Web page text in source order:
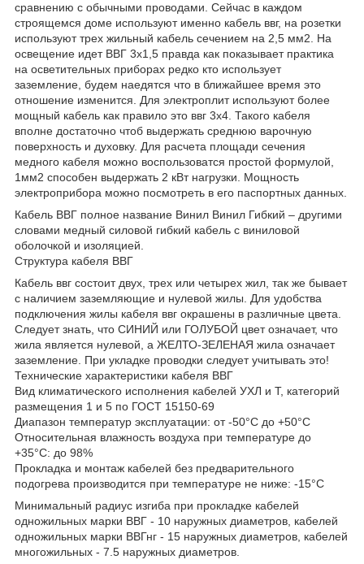
сравнению с обычными проводами. Сейчас в каждом
строящемся доме используют именно кабель ввг, на розетки
используют трех жильный кабель сечением на 2,5 мм2. На
освещение идет ВВГ 3х1,5 правда как показывает практика
на осветительных приборах редко кто использует
заземление, будем наедятся что в ближайшее время это
отношение изменится. Для электроплит используют более
мощный кабель как правило это ввг 3х4. Такого кабеля
вполне достаточно чтоб выдержать среднюю варочную
поверхность и духовку. Для расчета площади сечения
медного кабеля можно воспользоватся простой формулой,
1мм2 способен выдержать 2 кВт нагрузки. Мощность
электроприбора можно посмотреть в его паспортных данных.
Кабель ВВГ полное название Винил Винил Гибкий – другими
словами медный силовой гибкий кабель с виниловой
оболочкой и изоляцией.
Структура кабеля ВВГ
Кабель ввг состоит двух, трех или четырех жил, так же бывает
с наличием заземляющие и нулевой жилы. Для удобства
подключения жилы кабеля ввг окрашены в различные цвета.
Следует знать, что СИНИЙ или ГОЛУБОЙ цвет означает, что
жила является нулевой, а ЖЕЛТО-ЗЕЛЕНАЯ жила означает
заземление. При укладке проводки следует учитывать это!
Технические характеристики кабеля ВВГ
Вид климатического исполнения кабелей УХЛ и Т, категорий
размещения 1 и 5 по ГОСТ 15150-69
Диапазон температур эксплуатации: от -50°С до +50°С
Относительная влажность воздуха при температуре до
+35°С: до 98%
Прокладка и монтаж кабелей без предварительного
подогрева производится при температуре не ниже: -15°С
Минимальный радиус изгиба при прокладке кабелей
одножильных марки ВВГ - 10 наружных диаметров, кабелей
одножильных марки ВВГнг - 15 наружных диаметров, кабелей
многожильных - 7.5 наружных диаметров.